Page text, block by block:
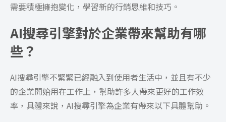
需要積極擁抱變化，學習新的行銷思維和技巧。
AI搜尋引擎對於企業帶來幫助有哪
些？
AI搜尋引擎不緊緊已經融入到使用者生活中，並且有不少
的企業開始用在工作上，幫助許多人帶來更好的工作效
率，具體來說，AI搜尋引擎為企業有帶來以下具體幫助。